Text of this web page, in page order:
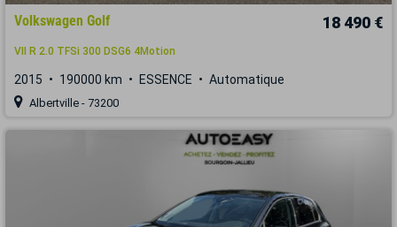
Volkswagen Golf 18 490 €
VII R 2.0 TFSi 300 DSG6 4Motion
2015 190000 km ESSENCE Automatique
Albertville - 73200